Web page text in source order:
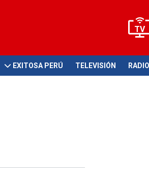
EXITOSA PERÚ TELEVISIÓN RADIO